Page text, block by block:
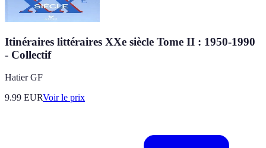
Itinéraires littéraires XXe siècle Tome II : 1950-1990
- Collectif
Hatier GF
9.99 EURVoir le prix